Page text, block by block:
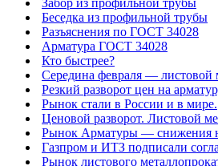
Забор из профильной трубы
Беседка из профильной трубы
Разъяснения по ГОСТ 34028
Арматура ГОСТ 34028
Кто быстрее?
Середина февраля — листовой
Резкий разворот цен на
Рынок стали в России и в мире.
Ценовой разворот. Листовой
Рынок Арматуры — снижения
Газпром и ИТЗ подписали
Рынок листового